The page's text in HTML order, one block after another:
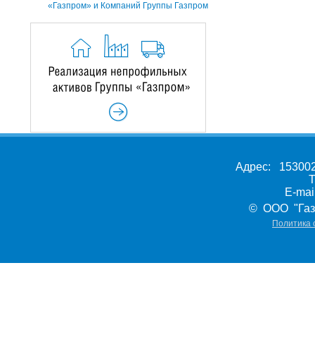
«Газпром» и Компаний Группы Газпром
Адрес:
E-
© ООО
Политика